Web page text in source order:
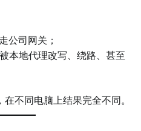
公司网关；
本地代理改写、绕路、甚至
不同电脑上结果完全不同。